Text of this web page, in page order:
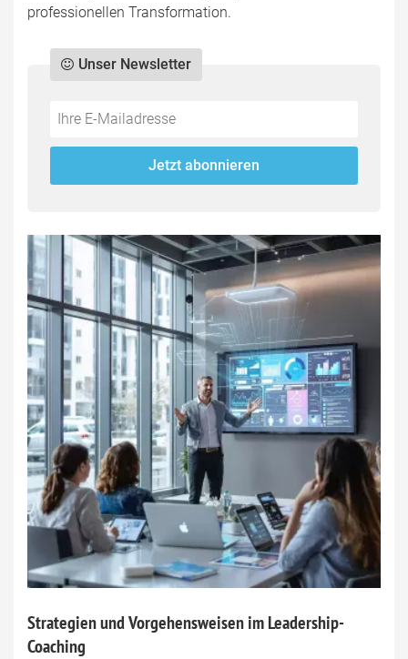
professionellen Transformation.
Do
fill
Unser Newsletter
*Ihre
Mailadresse:
Jetzt abonnieren
Strategien und Vorgehensweisen im Leadership-
Coaching